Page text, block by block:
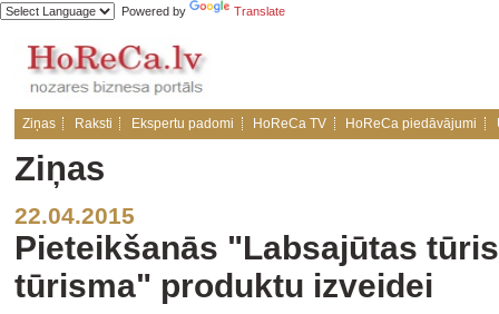
Powered by Translate
Ziņas Raksti Ekspertu padomi HoReCa TV HoReCa piedāvājumi
Ziņas
22.04.2015
Pieteikšanās "Labsajūtas
tūrisma" produktu izveidei